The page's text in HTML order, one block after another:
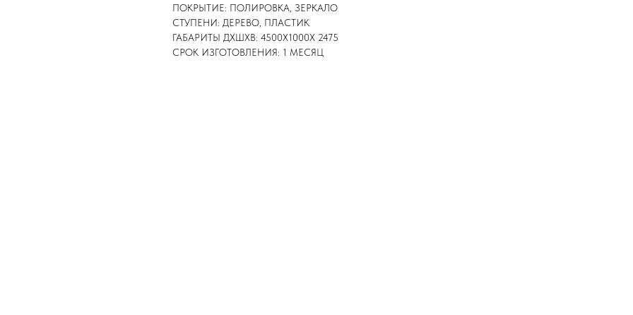
ПОКРЫТИЕ: ПОЛИРОВКА, ЗЕРКАЛО
СТУПЕНИ: ДЕРЕВО, ПЛАСТИК
ГАБАРИТЫ ДХШХВ: 4500Х1000Х 2475
СРОК ИЗГОТОВЛЕНИЯ: 1 МЕСЯЦ